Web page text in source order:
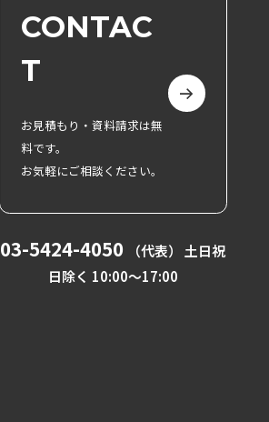
CONTAC
T
お見積もり・資料請求は無
料です。
お気軽にご相談ください。
03-5424-4050
（代表） 土日祝
日除く 10:00〜17:00